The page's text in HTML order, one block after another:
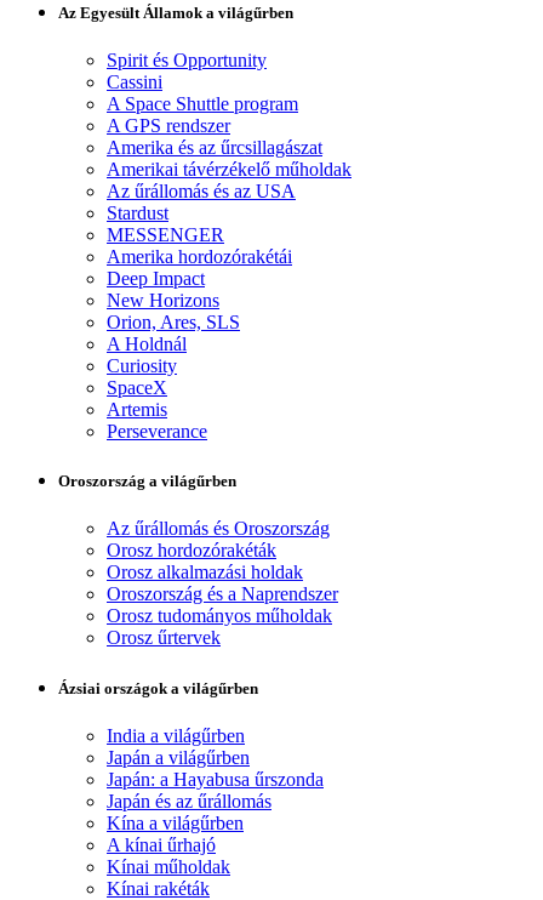
Az Egyesült Államok a világűrben
Spirit és Opportunity
Cassini
A Space Shuttle program
A GPS rendszer
Amerika és az űrcsillagászat
Amerikai távérzékelő műholdak
Az űrállomás és az USA
Stardust
MESSENGER
Amerika hordozórakétái
Deep Impact
New Horizons
Orion, Ares, SLS
A Holdnál
Curiosity
SpaceX
Artemis
Perseverance
Oroszország a világűrben
Az űrállomás és Oroszország
Orosz hordozórakéták
Orosz alkalmazási holdak
Oroszország és a Naprendszer
Orosz tudományos műholdak
Orosz űrtervek
Ázsiai országok a világűrben
India a világűrben
Japán a világűrben
Japán: a Hayabusa űrszonda
Japán és az űrállomás
Kína a világűrben
A kínai űrhajó
Kínai műholdak
Kínai rakéták